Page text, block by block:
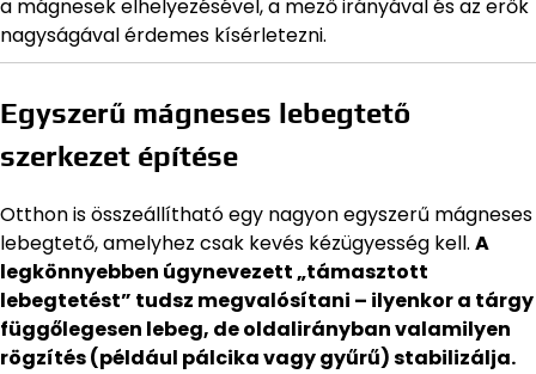
a mágnesek elhelyezésével, a mező irányával és az erők
nagyságával érdemes kísérletezni.
Egyszerű mágneses lebegtető
szerkezet építése
Otthon is összeállítható egy nagyon egyszerű mágneses
lebegtető, amelyhez csak kevés kézügyesség kell. A
legkönnyebben úgynevezett „támasztott
lebegtetést” tudsz megvalósítani – ilyenkor a tárgy
függőlegesen lebeg, de oldalirányban valamilyen
rögzítés (például pálcika vagy gyűrű) stabilizálja.